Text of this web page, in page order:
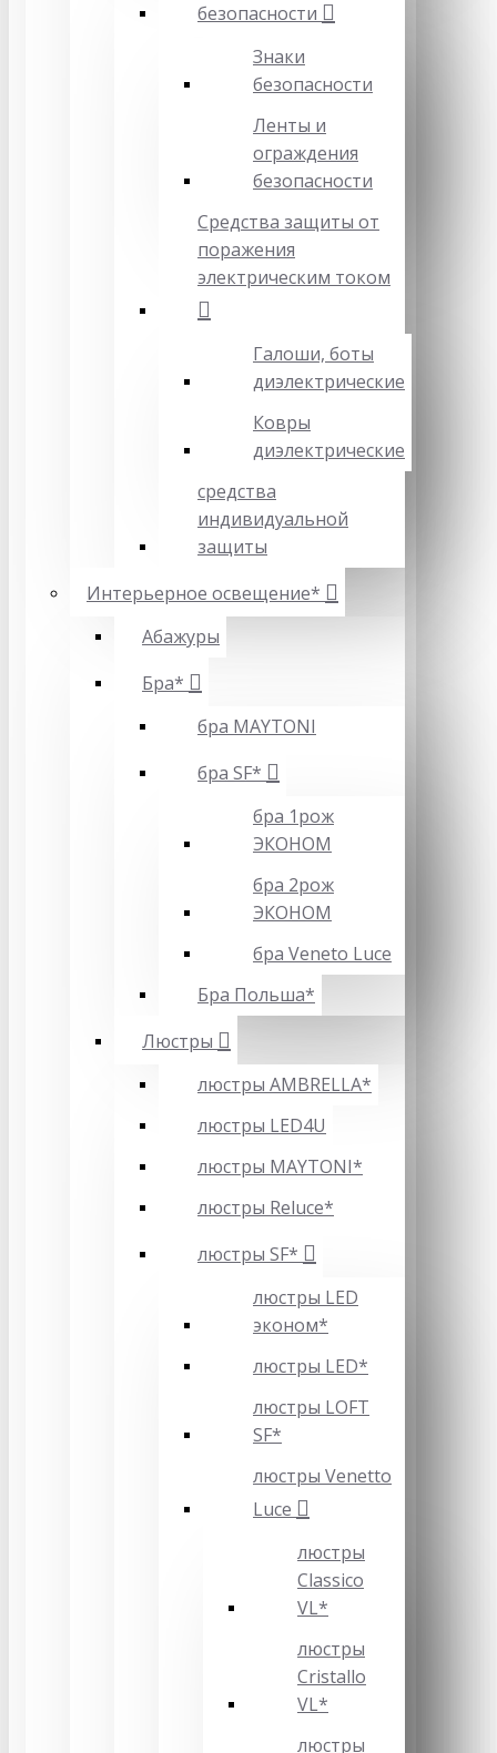
безопасности
Знаки
безопасности
Ленты и
ограждения
безопасности
Средства защиты от
поражения
электрическим током
Галоши, боты
диэлектрические
Ковры
диэлектрические
средства
индивидуальной
защиты
Интерьерное освещение*
Абажуры
Бра*
бра MAYTONI
бра SF*
бра 1рож
ЭКОНОМ
бра 2рож
ЭКОНОМ
бра Veneto Luce
Бра Польша*
Люстры
люстры AMBRELLA*
люстры LED4U
люстры MAYTONI*
люстры Reluce*
люстры SF*
люстры LED
эконом*
люстры LED*
люстры LOFT
SF*
люстры Venetto
Luce
люстры
Classico
VL*
люстры
Cristallo
VL*
люстры